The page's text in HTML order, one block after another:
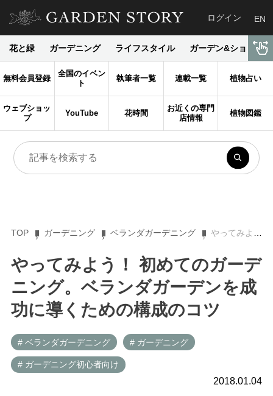
ログイン EN
花と緑 ガーデニング ライフスタイル ガーデン&ショップ
無料会員登録
全国のイベン
ト
執筆者一覧 連載一覧 植物占い
ウェブショッ
プ
YouTube 花時間
お近くの専門
店情報
植物図鑑
TOP ガーデニング ベランダガーデニング やってみよう！ 初めてのガーデニング。ベランダガーデンを成功に導くための構成のコツ
やってみよう！ 初めてのガーデ
ニング。ベランダガーデンを成
功に導くための構成のコツ
# ベランダガーデニング # ガーデニング
# ガーデニング初心者向け
2018.01.04